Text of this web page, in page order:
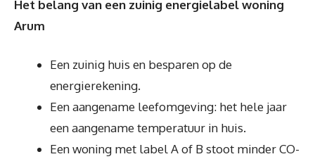
Het belang van een zuinig energielabel woning
Arum
Een zuinig huis en besparen op de
energierekening.
Een aangename leefomgeving: het hele jaar
een aangename temperatuur in huis.
Een woning met label A of B stoot minder CO-